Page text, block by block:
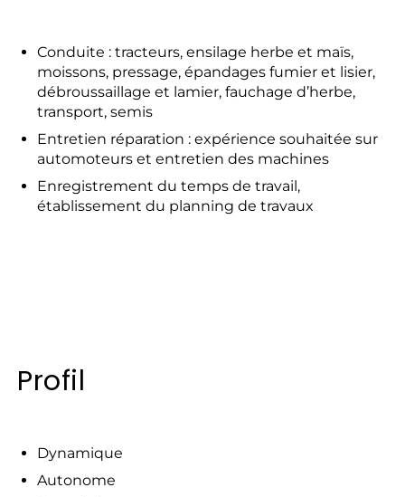
Conduite : tracteurs, ensilage herbe et maïs,
moissons, pressage, épandages fumier et lisier,
débroussaillage et lamier, fauchage d’herbe,
transport, semis
Entretien réparation : expérience souhaitée sur
automoteurs et entretien des machines
Enregistrement du temps de travail,
établissement du planning de travaux
Profil
Dynamique
Autonome